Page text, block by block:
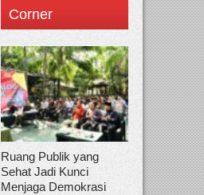
Corner
Ruang Publik yang
Sehat Jadi Kunci
Menjaga Demokrasi